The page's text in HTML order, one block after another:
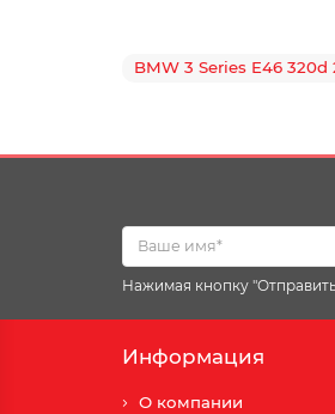
BMW 3 Series E46 320d
Нажимая кнопку
Информация
О компании